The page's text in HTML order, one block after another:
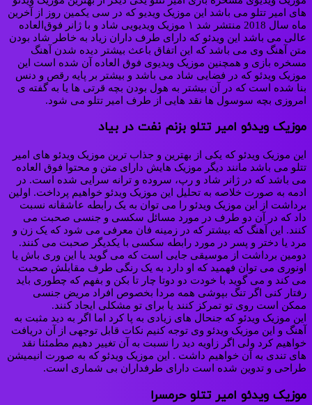
های امیر تتلو می‌ باشد این موزیک ویدیو که در سی یکمین روز از آخرین
ماه سال 2018 منتشر شد ۱ موزیک ویدیویی شاد و با ژانر فوق‌العاده
عالی می‌ باشد این ویدئو که دارای طرف‌ داران زیاد به خاطر شاد بودن
متن آهنگ وی می‌ باشد که این اتفاق باعث بیشتر دیده شدن آهنگ
مسخره‌ بازی و همچنین موزیک ویدیوی فوق‌ العاده آن شده‌ است این
موزیک ویدئو که در فضایی شاد می‌ باشد و بیشتر بر پایه رقص و دنس
بنا شده‌ است که در آن بیشتر به هول بودن بچه قرتی ها یا به گفته‌ ی
امروزی بچه سوسول‌ ها نقد هایی از طرف امیر تتلو می‌ شود.
موزیک ویدئو امیر تتلو بزنم نفت در بیاد
این موزیک ویدئو که یکی از بهترین و جذاب ترین موزیک ویدئو های امیر
تتلو می باشد مانند دیگر موزیک هایش دارای متن و محتوا فوق العاده
می باشد که در ژانر شاد و رپ، سروده و ترانه سرایی شده است. در
ادمه به صورت خلاصه به تحلیل این موزیک ویدئو خواهیم پرداخت. اولین
برداشت از این موزیک ویدئو را می توان به یک رابطه عاشقانه نسبت
داد که در آن دو طرف در مورد مسائل سکسی و جنسی صحبت می
کنند. این آهنگ که بیشتر که در زمینه فان معرفی می شود که یک زن و
مرد یا دختر و پسر در مورد رابطه سکسی با یکدیگر صحبت می کنند.
دومین برداشت از موسیقی جایی است که می گوید یا این وری باش یا
اونوری می توان فهمید که او دارد به یک رنگی طرف مقابلش صحبت
می کند و می گوید با خودت دو دوتا چار تا بکن و بفهم که چطوری باید
رفتار کنی اگر تنگ بپوشی همه مردا بخصوص افراد مریض جنسی
ممکن است روی تو تمرکز کنند یا برای تو مشکلی ایجاد کنند.
این موزیک ویدئو که جنحال های زیادی به پا کرد اما اگر به دید مثبت به
آهنگ و این موزیک ویدئو وی توجه کنیم نکات قابل توجهی از آن دریافت
خواهیم کرد ولی اگر زاویه دید را نسبت به آن تغییر دهیم مطمئنا نقد
های تندی به آن خواهیم داشت . این موزیک ویدئو که به صورت انیمیشن
طراحی و تدوین شده است دارای طرفداران بی شماری است.
موزیک ویدئو امیر تتلو حرمسرا